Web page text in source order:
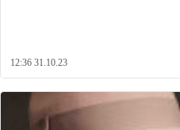
12:36 31.10.23